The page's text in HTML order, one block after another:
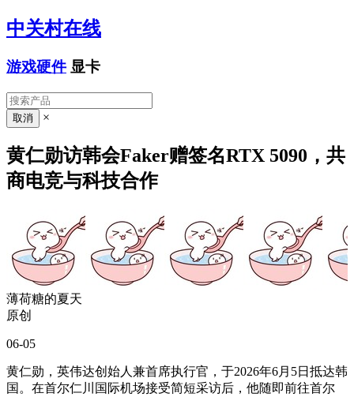
中关村在线
游戏硬件 显卡
×
黄仁勋访韩会Faker赠签名RTX 5090，共
商电竞与科技合作
薄荷糖的夏天
原创
06-05
黄仁勋，英伟达创始人兼首席执行官，于2026年6月5日抵达韩
国。在首尔仁川国际机场接受简短采访后，他随即前往首尔